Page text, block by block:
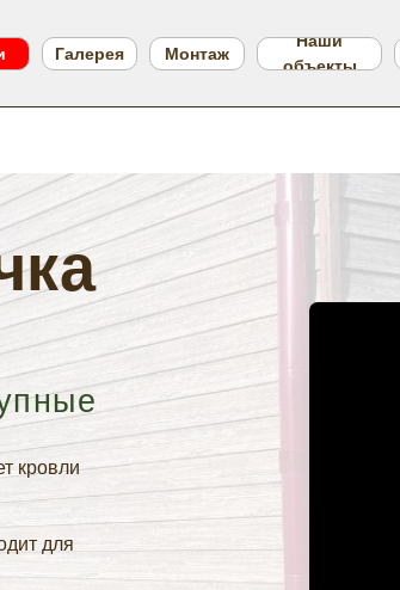
Наши
объекты
Галерея Монтаж
для
е
кровли